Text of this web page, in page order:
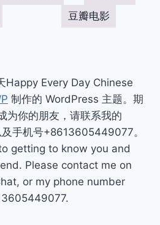
豆瓣电影
Happy Every Day Chinese
制作的 WordPress 主题。期
为你的朋友，请联系我的
手机号+8613605449077。
getting to know you and
Please contact me on
or my phone number